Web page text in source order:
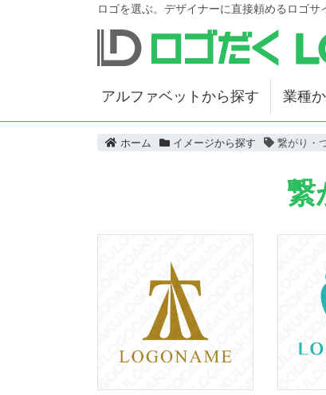
ロゴを選ぶ。デザイナーに直接頼めるロゴサ
アルファベットから探す 業種
ホーム イメージから探す 繋がり・
繋